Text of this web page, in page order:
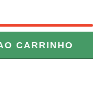
CARRINHO